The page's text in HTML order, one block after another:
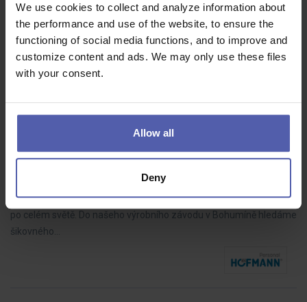
We use cookies to collect and analyze information about
the performance and use of the website, to ensure the
functioning of social media functions, and to improve and
customize content and ads. We may only use these files
with your consent.
Allow all
Deny
Zdravotní sestra na ambulance na plný úvazek, případně jen na
víkendové služby na DPP. Jestli se Vám líbí práce v jednosměnném
provozu, máte…
Mechano_údržba_Bohumín (m/ž)
Moravskoslezský kraj
Dohodou
V naší společnosti vyrábíme řešení z kamenné vlny, která
pomáhají vytvářet bezpečnější, úspornější a udržitelnější budovy
po celém světě. Do našeho výrobního závodu v Bohumíně hledáme
šikovného…